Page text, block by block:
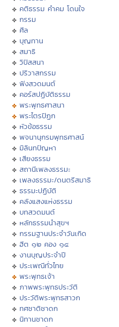
คติธรรม คำคม โดนใจ
กรรม
ศีล
บุญทาน
สมาธิ
วิปัสสนา
ปริวาสกรรม
ฟังสวดมนต์
คอร์สปฏิบัติธรรม
พระพุทธศาสนา
พระไตรปิฏก
หัวข้อธรรม
พจนานุกรมพุทธศาสน์
มิลินทปัญหา
เสียงธรรม
สถานีเพลงธรรมะ
เพลงธรรมะ/ดนตรีสมาธิ
ธรรมะปฏิบัติ
คลังแสงแห่งธรรม
บทสวดมนต์
หลักธรรมนำสุขฯ
กรรมฐานประจำวันเกิด
ฮีต ๑๒ คอง ๑๔
งานบุญประจำปี
ประเพณีทั่วไทย
พระพุทธเจ้า
ภาพพระพุทธประวัติ
ประวัติพระพุทธสาวก
ทศชาติชาดก
นิทานชาดก